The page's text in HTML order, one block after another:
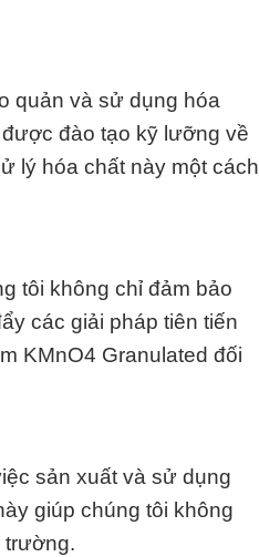
quản và sử dụng hóa
đào tạo kỹ lưỡng về
lý hóa chất này một cách
tôi không chỉ đảm bảo
các giải pháp tiên tiến
KMnO4 Granulated đối
sản xuất và sử dụng
giúp chúng tôi không
trường.